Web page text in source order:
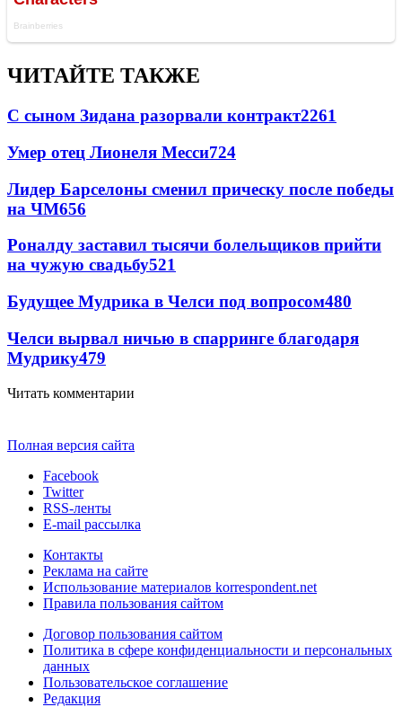
ЧИТАЙТЕ ТАКЖЕ
С сыном Зидана разорвали контракт2261
Умер отец Лионеля Месси724
Лидер Барселоны сменил прическу после победы
на ЧМ656
Роналду заставил тысячи болельщиков прийти
на чужую свадьбу521
Будущее Мудрика в Челси под вопросом480
Челси вырвал ничью в спарринге благодаря
Мудрику479
Читать комментарии
Полная версия сайта
Facebook
Twitter
RSS-ленты
E-mail рассылка
Контакты
Реклама на сайте
Использование материалов korrespondent.net
Правила пользования сайтом
Договор пользования сайтом
Политика в сфере конфиденциальности и персональных
данных
Пользовательское соглашение
Редакция